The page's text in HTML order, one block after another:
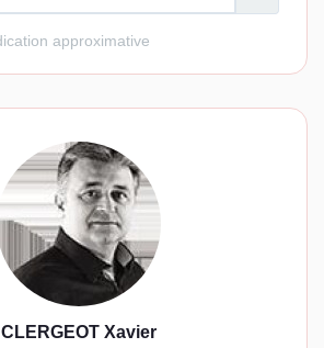
CLERGEOT Xavier